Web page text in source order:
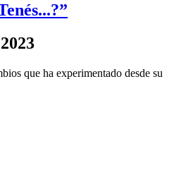
que ha experimentado desde su